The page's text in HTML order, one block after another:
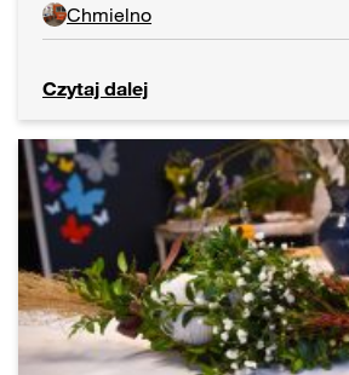
Chmielno
Czytaj dalej